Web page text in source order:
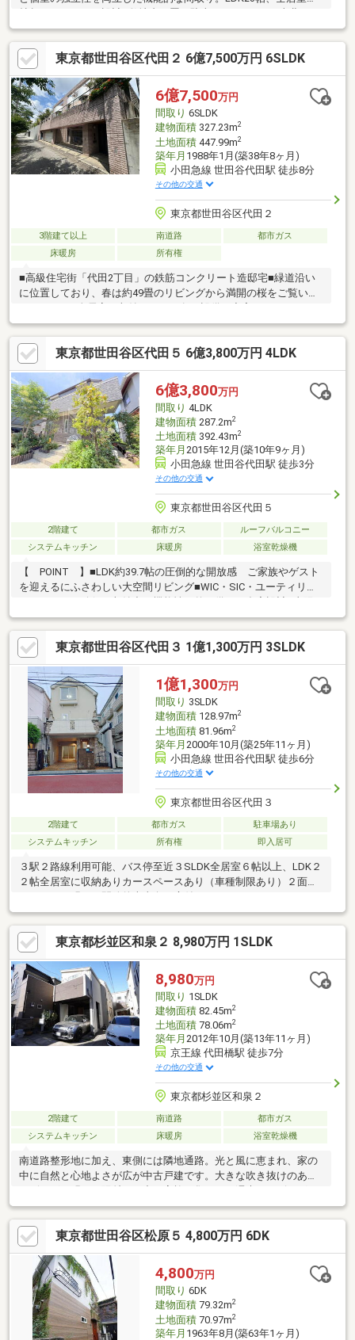
ルコニーを配置。明るさと風通しの良さが魅力です■ダウンライ
ト採用の明るいLDK、温もり感じる木目床■玄関に大型収納を設
置、可動棚で靴や備品を機能的に整理可能■白を基調とした対面
キッチン、食洗機完備で家事効率良好■リビングに床暖房設置■窓
のある明るい浴室、浴室乾燥機完備で一年中快適■周辺は落ち着
いた住宅街、緑豊かな羽根木公園も徒歩圏内
東京都世田谷区代田２ 6億7,500万円 6SLDK
6億7,500万円
間取り 6SLDK
建物面積327.23m2
土地面積447.99m2
築年月 1988年1月(築38年8ヶ月)
小田急線 世田谷代田駅 徒歩8分
その他の交通
東京都世田谷区代田２
3階建て以上 南道路
都市ガス
床暖房
所有権
■高級住宅街「代田2丁目」の鉄筋コンクリート造邸宅■緑道沿い
に位置しており、春は約49畳のリビングから満開の桜をご覧いた
■4台駐車可能なビルトインガレージ完備■お風呂場にはサウナ室
もございます。
東京都世田谷区代田５ 6億3,800万円 4LDK
6億3,800万円
間取り 4LDK
建物面積287.2m2
土地面積392.43m2
築年月 2015年12月(築10年9ヶ月)
小田急線 世田谷代田駅 徒歩3分
その他の交通
東京都世田谷区代田５
2階建て 都市ガス
ルーフバルコニー
システムキッチン
床暖房 浴室乾燥機
【 POINT 】■LDK約39.7帖の圧倒的な開放感 ご家族やゲスト
を迎えるにふさわしい大空間リビング■WIC・SIC・ユーティリテ
光発電＋エネファーム搭載 環境性能と経済性を兼ね備えた先進
設備■各階に浴室・洗面・トイレを配置 来客時にも配慮された
ゆとりあるプラン【 AREA 】■3駅3路線利用可能の利便性 小
田急線「世田谷代田」駅徒歩3分の駅チカ◎ 都心へのアクセスに
優れたロケーション■閑静な住宅街が広がる代田エリア 駅近の
利便性を享受しながら周辺は落ち着いた住宅街。 世田谷らしい
穏やかな街並みが魅力♪
東京都世田谷区代田３ 1億1,300万円 3SLDK
1億1,300万円
間取り 3SLDK
建物面積128.97m2
土地面積81.96m2
築年月 2000年10月(築25年11ヶ月)
小田急線 世田谷代田駅 徒歩6分
その他の交通
東京都世田谷区代田３
2階建て 都市ガス
駐車場あり
システムキッチン
所有権 即入居可
３駅２路線利用可能、バス停至近３SLDK全居室６帖以上、LDK２
２帖全居室に収納ありカースペースあり（車種制限あり）２面バ
東京都杉並区和泉２ 8,980万円 1SLDK
8,980万円
間取り 1SLDK
建物面積82.45m2
土地面積78.06m2
築年月 2012年10月(築13年11ヶ月)
京王線 代田橋駅 徒歩7分
その他の交通
東京都杉並区和泉２
2階建て 南道路
都市ガス
システムキッチン
床暖房 浴室乾燥機
南道路整形地に加え、東側には隣地通路。光と風に恵まれ、家の
中に自然と心地よさが広が中古戸建です。大きな吹き抜けのある
ゆったりと過ごす、、そんな日常が思い浮かぶ住まいです！建物
は仕様が良く、売主様が大切に使われてきたため、そのままお住
まいになる事も可能です。代田橋駅徒歩7分、明大前駅徒歩10分
と利便性に優れながら、周辺は落ち着いた住環境。首都高速や甲
州街道へのアクセスも良く、仕事・子育て・家族時間のバランス
を大切にしたいご家族にぴったりの物件です。既に空き家となっ
ておりますので、是非ご案内をさせて下さいませ！
東京都世田谷区松原５ 4,800万円 6DK
4,800万円
間取り 6DK
建物面積79.32m2
土地面積70.97m2
築年月 1963年8月(築63年1ヶ月)